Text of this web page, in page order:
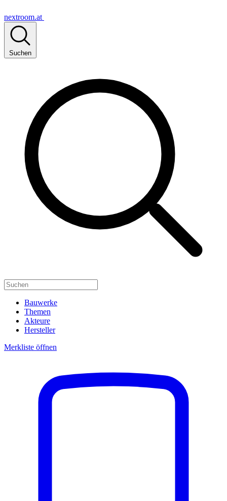
nextroom.at
Suchen
Bauwerke
Themen
Akteure
Hersteller
Merkliste öffnen